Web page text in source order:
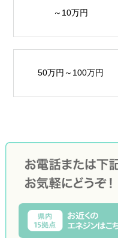
～10万円
50万円～100万円